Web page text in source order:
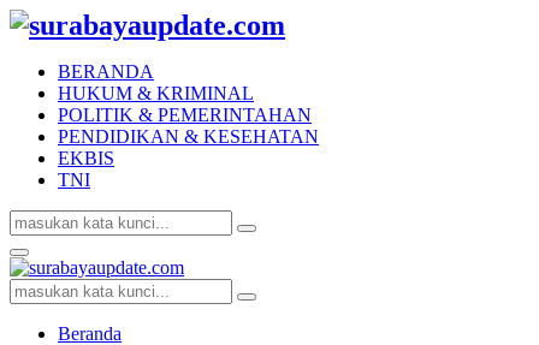
BERANDA
HUKUM & KRIMINAL
POLITIK & PEMERINTAHAN
PENDIDIKAN & KESEHATAN
EKBIS
TNI
Search
for:
Search
Facebook
Twitter
Youtube
Primary
Menu
Search
for:
Search
Beranda